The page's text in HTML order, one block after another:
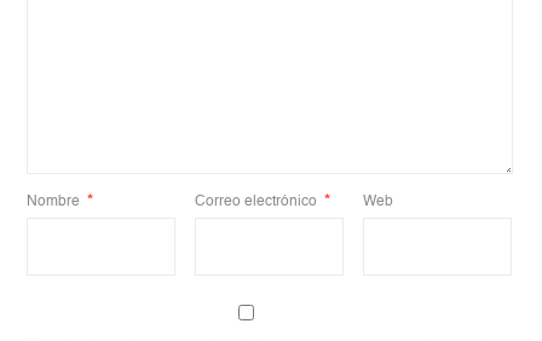
Nombre * Correo electrónico * Web